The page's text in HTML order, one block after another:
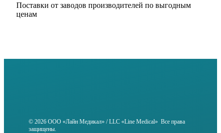
Поставки от заводов производителей по выгодным
ценам
© 2026 ООО «Лайн Медикал» / LLC «Line Medical» Все права
защищены.